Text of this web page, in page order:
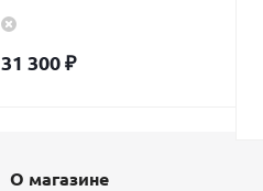
31 300₽
О магазине